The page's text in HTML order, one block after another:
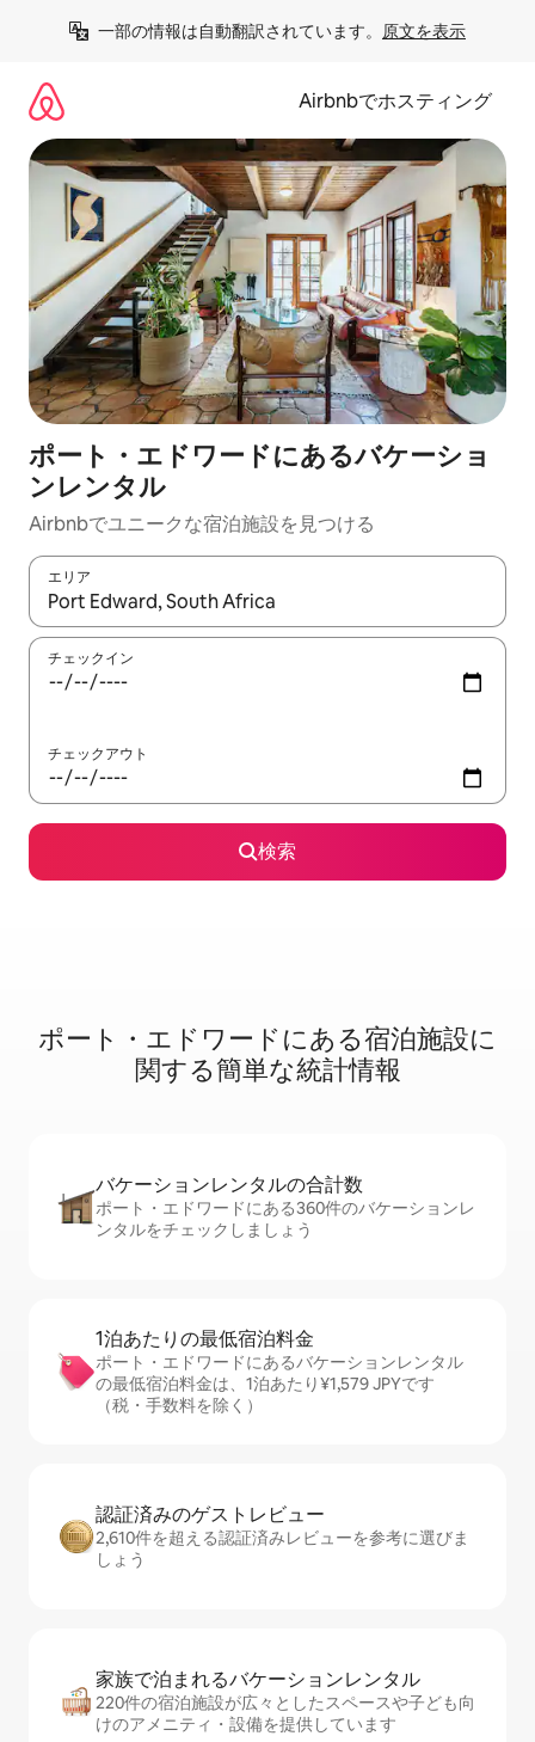
一部の情報は自動翻訳されています。 原文を表示
Airbnbでホスティング
ポート・エドワードにあるバケーショ
ンレンタル
Airbnbでユニークな宿泊施設を見つける
エリア
検索結果が表示されたら、上下の矢印キーを使って移動するか
チェックイン
チェックアウト
検索
ポート・エドワードに⁠あ⁠る宿⁠泊⁠施⁠設⁠に
関⁠す⁠る簡⁠単⁠な統⁠計⁠情⁠報
バケーションレ⁠ン⁠タ⁠ル⁠の合⁠計⁠数
ポート・エドワードにある360件のバケーションレ
ンタルをチェックしましょう
1泊あたりの最⁠低⁠宿⁠泊⁠料⁠金
ポート・エドワードにあるバケーションレンタル
の最低宿泊料金は、1泊あたり¥1,579 JPYです
（税・手数料を除く）
認証済みのゲ⁠ス⁠ト⁠レ⁠ビ⁠ュ⁠ー
2,610件を超える認証済みレビューを参考に選びま
しょう
家族で泊まれるバ⁠ケ⁠ー⁠シ⁠ョ⁠ンレ⁠ン⁠タ⁠ル
220件の宿泊施設が広々としたスペースや子ども向
けのアメニティ・設備を提供しています